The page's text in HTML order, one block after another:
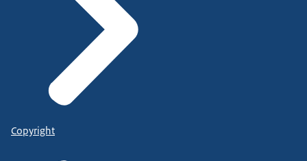
Copyright